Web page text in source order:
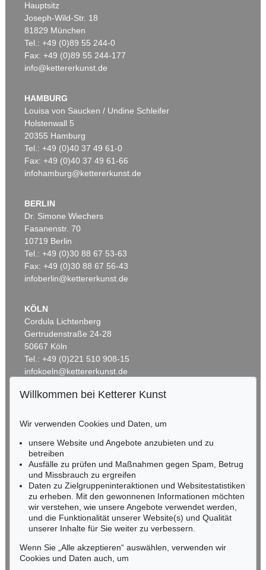
Auktion 479 - Lot 822
Ergebnis:€ 1.645.000
EMIL NOLDE
Rittersporn und Silberpappeln , 1929
Ergebnis:€ 1.165.000
Auktion 535 - Lot 44
Meer (D)
, 1930
Ergebnis:€ 985.000
Auktion 560 - Lot 32
Hauptsitz
Joseph-Wild-Str. 18
81829 München
Tel.: +49 (0)89 55 244-0
Fax: +49 (0)89 55 244-177
info@kettererkunst.de
HAMBURG
Louisa von Saucken / Undine Schleifer
Holstenwall 5
20355 Hamburg
Tel.: +49 (0)40 37 49 61-0
Fax: +49 (0)40 37 49 61-66
infohamburg@kettererkunst.de
BERLIN
Dr. Simone Wiechers
Fasanenstr. 70
10719 Berlin
Tel.: +49 (0)30 88 67 53-63
Fax: +49 (0)30 88 67 56-43
infoberlin@kettererkunst.de
KÖLN
Cordula Lichtenberg
Gertrudenstraße 24-28
50667 Köln
Tel.: +49 (0)221 510 908-15
infokoeln@kettererkunst.de
RHEINLAND-PFALZ
Miriam Heß
Tel.: +49 (0)62 21 58 80-038
Fax: +49 (0)62 21 58 80-595
infoheidelberg@kettererkunst.de
NORDDEUTSCHLAND
Nico Kassel, M.A.
Tel.: +49 (0)89 55244-164
Mobil: +49 (0)171 8618661
n.kassel@kettererkunst.de
Willkommen bei Ketterer Kunst
Wir verwenden Cookies und Daten, um
unsere Website und Angebote anzubieten und zu
betreiben
Ausfälle zu prüfen und Maßnahmen gegen Spam, Betrug
und Missbrauch zu ergreifen
Daten zu Zielgruppeninteraktionen und Websitestatistiken
zu erheben. Mit den gewonnenen Informationen möchten
wir verstehen, wie unsere Angebote verwendet werden,
und die Funktionalität unserer Website(s) und Qualität
unserer Inhalte für Sie weiter zu verbessern.
Wenn Sie „Alle akzeptieren“ auswählen, verwenden wir
Cookies und Daten auch, um